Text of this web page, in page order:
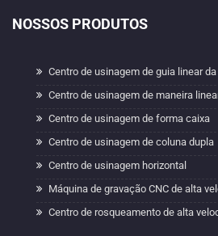
NOSSOS PRODUTOS
Centro de usinagem de guia linear
Centro de usinagem de maneira
Centro de usinagem de forma caixa
Centro de usinagem de coluna dupla
Centro de usinagem horizontal
Máquina de gravação CNC de alta
Centro de rosqueamento de alta